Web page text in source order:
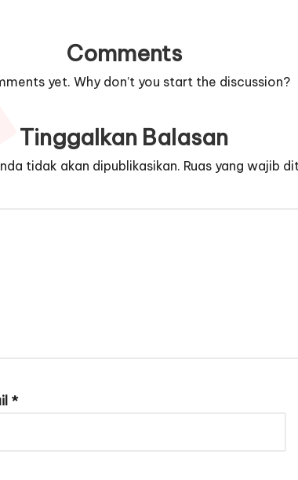
Comments
yet. Why don’t you start the discussion?
Tinggalkan Balasan
tidak akan dipublikasikan. Ruas yang wajib
*